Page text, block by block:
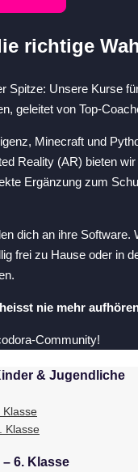
richtige
Spitze: Unsere Kurse
geleitet von Top-
Minecraft und
Reality (AR) bieten
Ergänzung zum
dich an ihre Software.
frei zu Hause oder in
nie mehr
Community!
& Jugendliche
Klasse
Klasse
6. Klasse